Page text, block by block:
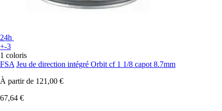
24h
+-3
1 coloris
FSA Jeu de direction intégré Orbit cf 1 1/8 capot 8.7mm
À partir de 121,00 €
67,64 €